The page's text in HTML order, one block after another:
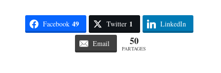
Facebook 49 Twitter 1 LinkedIn
Email 50
PARTAGES